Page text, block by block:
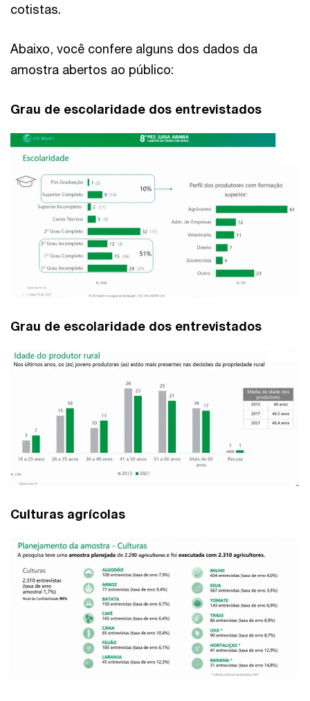
cotistas.
Abaixo, você confere alguns dos dados da
amostra abertos ao público:
Grau de escolaridade dos entrevistados
Grau de escolaridade dos entrevistados
Culturas agrícolas